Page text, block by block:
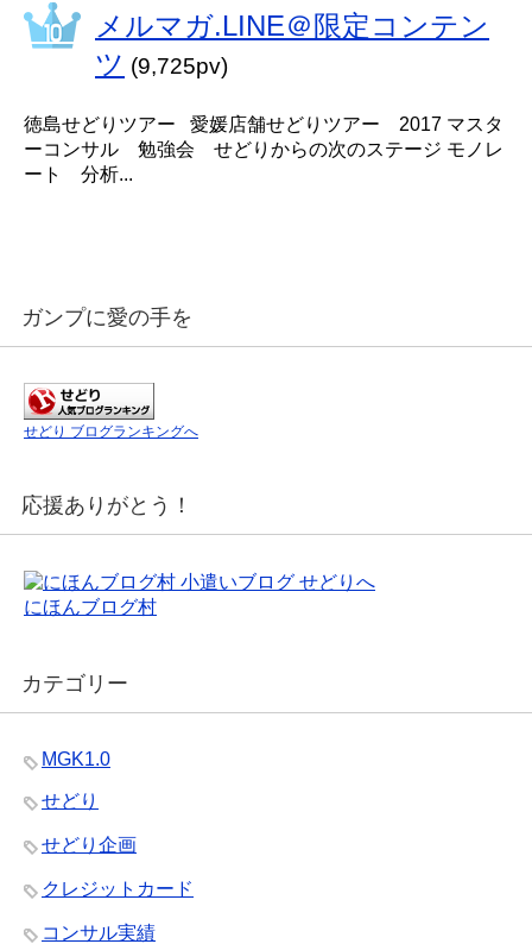
メルマガ.LINE＠限定コンテン
ツ (9,725pv)
徳島せどりツアー 愛媛店舗せどりツアー 2017 マスタ
ーコンサル 勉強会 せどりからの次のステージ モノレ
ート 分析...
ガンプに愛の手を
せどり ブログランキングへ
応援ありがとう！
にほんブログ村
カテゴリー
MGK1.0
せどり
せどり企画
クレジットカード
コンサル実績